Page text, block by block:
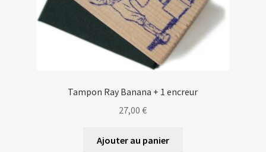
Tampon Ray Banana + 1 encreur
27,00€
Ajouter au panier